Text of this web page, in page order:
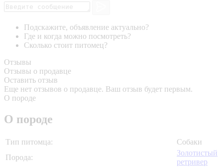
Подскажите, объявление актуально?
Где и когда можно посмотреть?
Сколько стоит питомец?
Отзывы
Отзывы о продавце
Оставить отзыв
Еще нет отзывов о продавце. Ваш отзыв будет первым.
О породе
О породе
Тип питомца:
Собаки
Порода:
Золотистый
ретривер